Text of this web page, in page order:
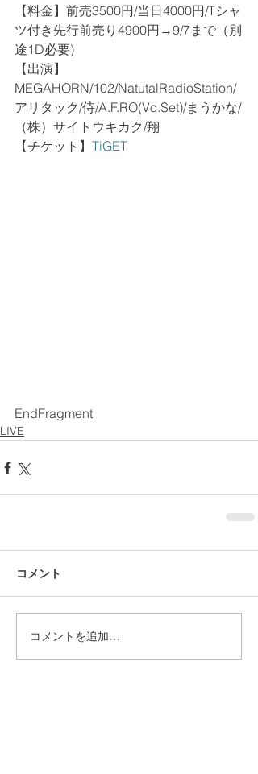
【料金】前売3500円/当日4000円/Tシャ
ツ付き先行前売り4900円→9/7まで（別
途1D必要)
【出演】
MEGAHORN/102/NatutalRadioStation/
アリタック/侍/A.F.RO(Vo.Set)/まうかな/
（株）サイトウキカク/翔
【チケット】 TiGET
EndFragment
LIVE
コメント
コメントを追加…